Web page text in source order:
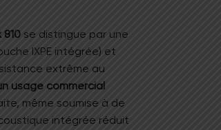
se distingue par une
IXPE intégrée) et
extrême au
usage commercial
même soumise à de
intégrée réduit